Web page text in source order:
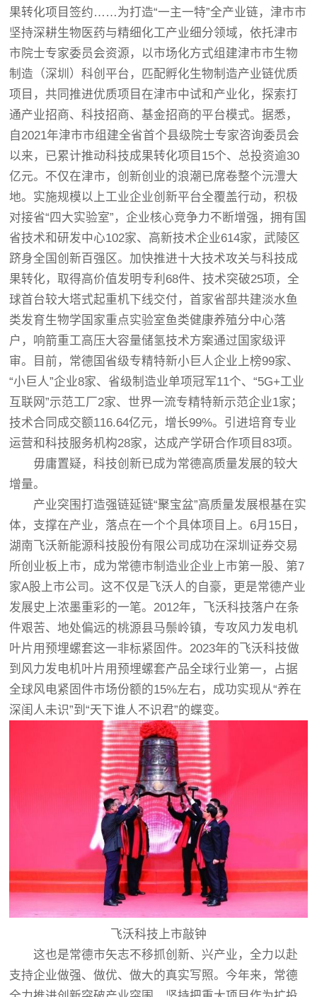
果转化项目签约……为打造“一主一特”全产业链，津市市
坚持深耕生物医药与精细化工产业细分领域，依托津市
市院士专家委员会资源，以市场化方式组建津市市生物
制造（深圳）科创平台，匹配孵化生物制造产业链优质
项目，共同推进优质项目在津市中试和产业化，探索打
通产业招商、科技招商、基金招商的平台模式。据悉，
自2021年津市市组建全省首个县级院士专家咨询委员会
以来，已累计推动科技成果转化项目15个、总投资逾30
亿元。不仅在津市，创新创业的浪潮已席卷整个沅澧大
地。实施规模以上工业企业创新平台全覆盖行动，积极
对接省“四大实验室”，企业核心竞争力不断增强，拥有国
省技术和研发中心102家、高新技术企业614家，武陵区
跻身全国创新百强区。加快推进十大技术攻关与科技成
果转化，取得高价值发明专利68件、技术突破25项，全
球首台较大塔式起重机下线交付，首家省部共建淡水鱼
类发育生物学国家重点实验室鱼类健康养殖分中心落
户，响箭重工高压大容量储氢技术方案通过国家级评
审。目前，常德国省级专精特新小巨人企业上榜99家、
“小巨人”企业8家、省级制造业单项冠军11个、“5G+工业
互联网”示范工厂2家、世界一流专精特新示范企业1家；
技术合同成交额116.64亿元，增长99%。引进培育专业
运营和科技服务机构28家，达成产学研合作项目83项。
毋庸置疑，科技创新已成为常德高质量发展的较大
增量。
产业突围打造强链延链“聚宝盆”高质量发展根基在实
体，支撑在产业，落点在一个个具体项目上。6月15日，
湖南飞沃新能源科技股份有限公司成功在深圳证券交易
所创业板上市，成为常德市制造业企业上市第一股、第7
家A股上市公司。这不仅是飞沃人的自豪，更是常德产业
发展史上浓墨重彩的一笔。2012年，飞沃科技落户在条
件艰苦、地处偏远的桃源县马鬃岭镇，专攻风力发电机
叶片用预埋螺套这一非标紧固件。2023年的飞沃科技做
到风力发电机叶片用预埋螺套产品全球行业第一，占据
全球风电紧固件市场份额的15%左右，成功实现从“养在
深闺人未识”到“天下谁人不识君”的蝶变。
飞沃科技上市敲钟
这也是常德市矢志不移抓创新、兴产业，全力以赴
支持企业做强、做优、做大的真实写照。今年来，常德